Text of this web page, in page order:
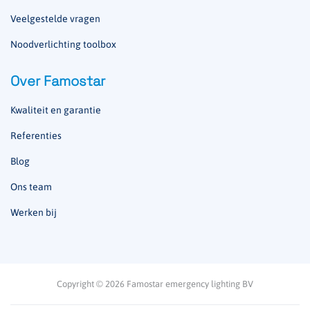
Veelgestelde vragen
Noodverlichting toolbox
Over Famostar
Kwaliteit en garantie
Referenties
Blog
Ons team
Werken bij
Copyright © 2026 Famostar emergency lighting BV